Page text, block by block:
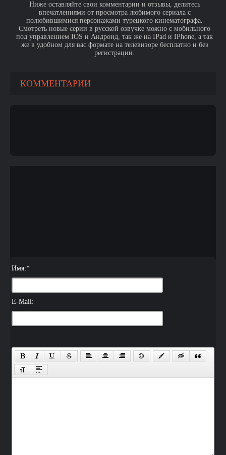
Ниже оставляйте свои комментарии и отзывы, делитесь
впечатлениями от просмотра любимого сериала с
полюбившимися персонажами турецкого кинематографа.
Смотреть новые серии в русской озвучке можно с мобильного
под управлением IOS и Андроид, так же на IPad и IPhone, а так
же в удобном для вас формате на телевизоре бесплатно и без
регистрации.
КОММЕНТАРИИ
Имя:*
E-Mail: